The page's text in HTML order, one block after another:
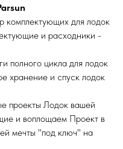
комплектующих для лодок
и расходники -
полного цикла для лодок
хранение и спуск лодок
проекты Лодок вашей
и воплощаем Проект в
мечты "под ключ" на